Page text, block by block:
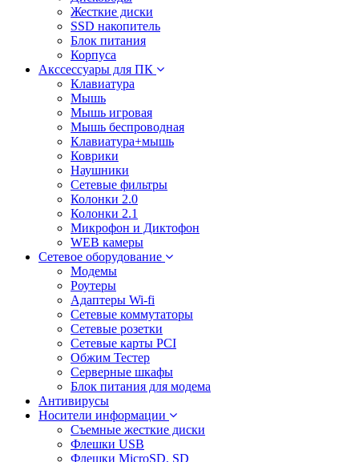
Жесткие диски
SSD накопитель
Блок питания
Корпуса
Акссессуары для ПК
Клавиатура
Мышь
Мышь игровая
Мышь беспроводная
Клавиатура+мышь
Коврики
Наушники
Сетевые фильтры
Колонки 2.0
Колонки 2.1
Микрофон и Диктофон
WEB камеры
Сетевое оборудование
Модемы
Роутеры
Адаптеры Wi-fi
Сетевые коммутаторы
Сетевые розетки
Сетевые карты PCI
Обжим Тестер
Серверные шкафы
Блок питания для модема
Антивирусы
Носители информации
Съемные жесткие диски
Флешки USB
Флешки MicroSD, SD